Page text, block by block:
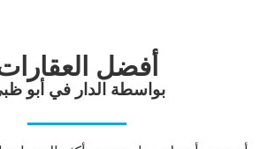
أفضل
بواسطة الدار في أبو